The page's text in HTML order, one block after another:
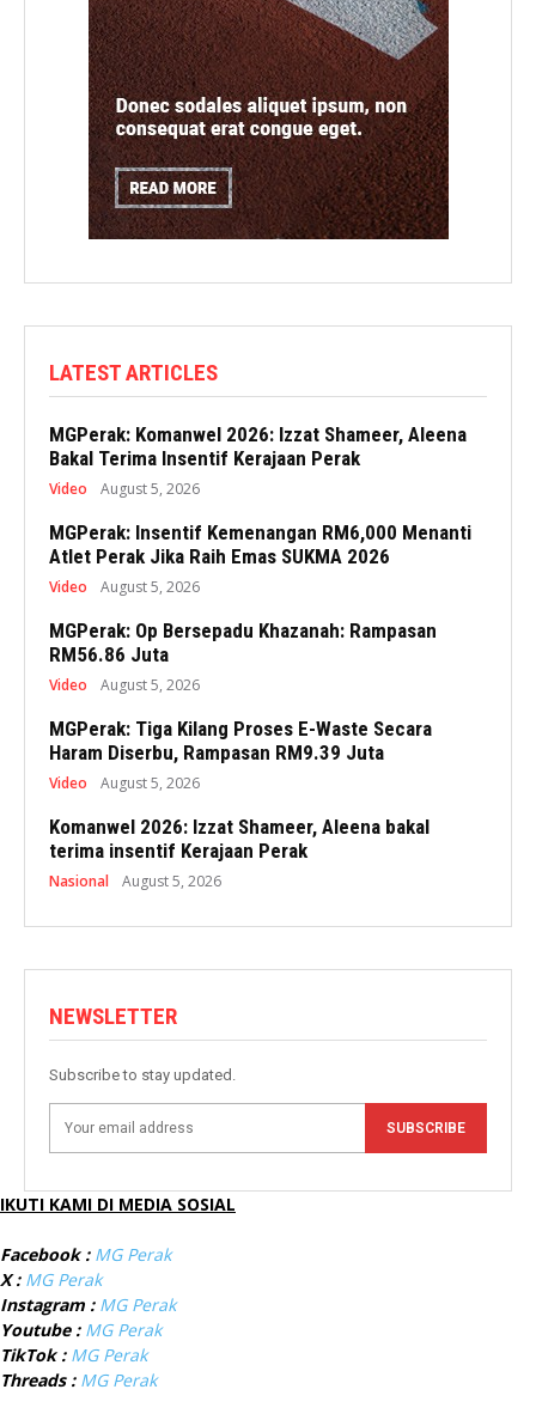
LATEST ARTICLES
MGPerak: Komanwel 2026: Izzat Shameer, Aleena
Bakal Terima Insentif Kerajaan Perak
Video August 5, 2026
MGPerak: Insentif Kemenangan RM6,000 Menanti
Atlet Perak Jika Raih Emas SUKMA 2026
Video August 5, 2026
MGPerak: Op Bersepadu Khazanah: Rampasan
RM56.86 Juta
Video August 5, 2026
MGPerak: Tiga Kilang Proses E-Waste Secara
Haram Diserbu, Rampasan RM9.39 Juta
Video August 5, 2026
Komanwel 2026: Izzat Shameer, Aleena bakal
terima insentif Kerajaan Perak
Nasional August 5, 2026
NEWSLETTER
Subscribe to stay updated.
SUBSCRIBE
IKUTI KAMI DI MEDIA SOSIAL
Facebook : MG Perak
X : MG Perak
Instagram : MG Perak
Youtube : MG Perak
TikTok : MG Perak
Threads : MG Perak